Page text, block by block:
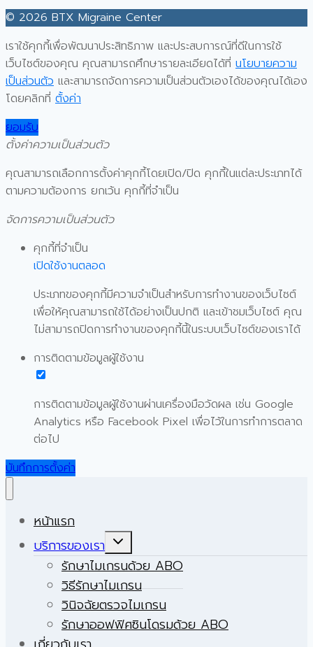
© 2026 BTX Migraine Center
เราใช้คุกกี้เพื่อพัฒนาประสิทธิภาพ และประสบการณ์ที่ดีในการใช้
เว็บไซต์ของคุณ คุณสามารถศึกษารายละเอียดได้ที่ นโยบายความ
เป็นส่วนตัว และสามารถจัดการความเป็นส่วนตัวเองได้ของคุณได้เอง
โดยคลิกที่ ตั้งค่า
ยอมรับ
ตั้งค่าความเป็นส่วนตัว
คุณสามารถเลือกการตั้งค่าคุกกี้โดยเปิด/ปิด คุกกี้ในแต่ละประเภทได้
ตามความต้องการ ยกเว้น คุกกี้ที่จำเป็น
จัดการความเป็นส่วนตัว
คุกกี้ที่จำเป็น
เปิดใช้งานตลอด
ประเภทของคุกกี้มีความจำเป็นสำหรับการทำงานของเว็บไซต์
เพื่อให้คุณสามารถใช้ได้อย่างเป็นปกติ และเข้าชมเว็บไซต์ คุณ
ไม่สามารถปิดการทำงานของคุกกี้นี้ในระบบเว็บไซต์ของเราได้
การติดตามข้อมูลผู้ใช้งาน
การติดตามข้อมูลผู้ใช้งานผ่านเครื่องมือวัดผล เช่น Google
Analytics หรือ Facebook Pixel เพื่อไว้ในการทำการตลาด
ต่อไป
บันทึกการตั้งค่า
หน้าแรก
บริการของเรา
Expand
menu
รักษาไมเกรนด้วย ABO
วิธีรักษาไมเกรน
วินิจฉัยตรวจไมเกรน
รักษาออฟฟิศซินโดรมด้วย ABO